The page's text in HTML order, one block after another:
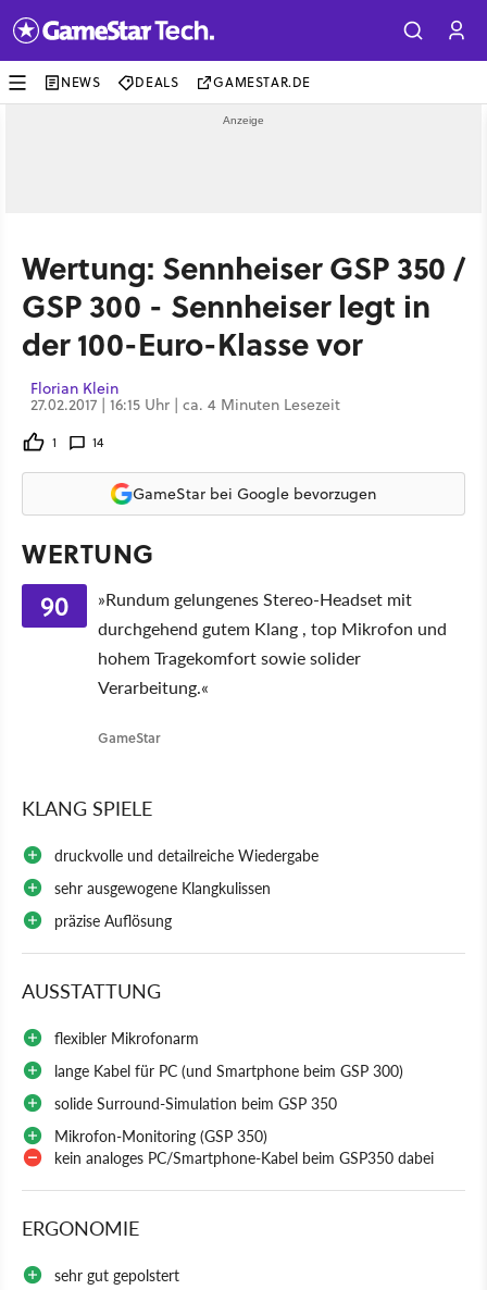
NEWS DEALS GAMESTAR.DE
Wertung: Sennheiser GSP 350 /
GSP 300 - Sennheiser legt in
der 100-Euro-Klasse vor
Florian Klein
27.02.2017 | 16:15 Uhr | ca. 4 Minuten Lesezeit
1 14
GameStar bei Google bevorzugen
WERTUNG
90
»Rundum gelungenes Stereo-Headset mit
durchgehend gutem Klang , top Mikrofon und
hohem Tragekomfort sowie solider
Verarbeitung.«
GameStar
KLANG SPIELE
druckvolle und detailreiche Wiedergabe
sehr ausgewogene Klangkulissen
präzise Auflösung
AUSSTATTUNG
flexibler Mikrofonarm
lange Kabel für PC (und Smartphone beim GSP 300)
solide Surround-Simulation beim GSP 350
Mikrofon-Monitoring (GSP 350)
kein analoges PC/Smartphone-Kabel beim GSP350 dabei
ERGONOMIE
sehr gut gepolstert